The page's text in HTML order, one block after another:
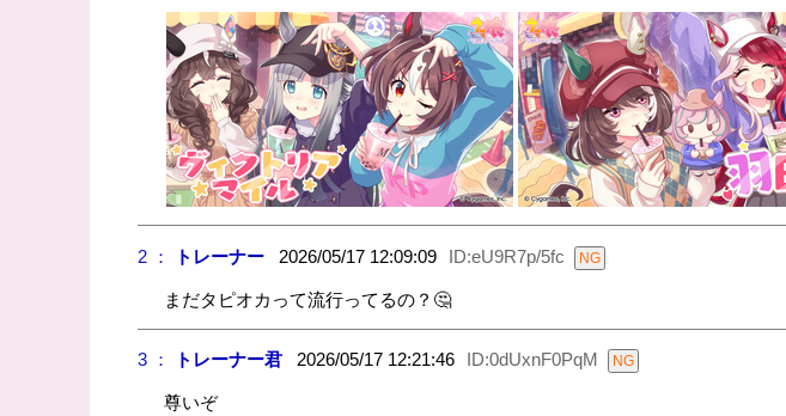
2 ： トレーナー2026/05/17 12:09:09 ID:eU9R7p/5fc
まだタピオカって流行ってるの？🤔
3 ： トレーナー君2026/05/17 12:21:46 ID:0dUxnF0PqM
尊いぞ